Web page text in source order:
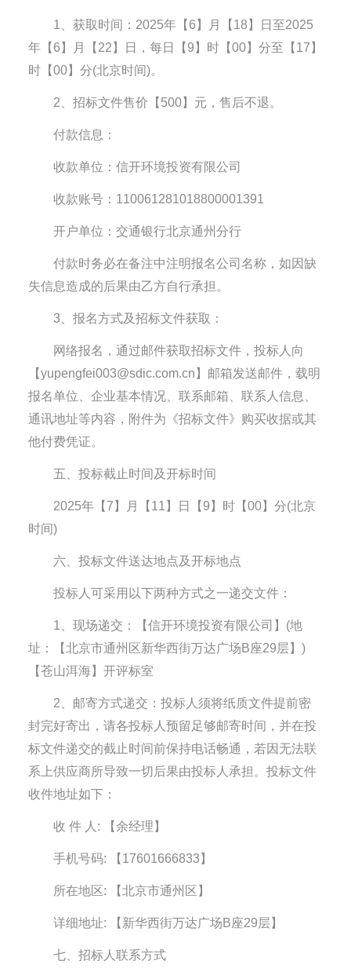
1、获取时间：2025年【6】月【18】日至2025
年【6】月【22】日，每日【9】时【00】分至【17】
时【00】分(北京时间)。
2、招标文件售价【500】元，售后不退。
付款信息：
收款单位：信开环境投资有限公司
收款账号：110061281018800001391
开户单位：交通银行北京通州分行
付款时务必在备注中注明报名公司名称，如因缺
失信息造成的后果由乙方自行承担。
3、报名方式及招标文件获取：
网络报名，通过邮件获取招标文件，投标人向
【yupengfei003@sdic.com.cn】邮箱发送邮件，载明
报名单位、企业基本情况、联系邮箱、联系人信息、
通讯地址等内容，附件为《招标文件》购买收据或其
他付费凭证。
五、投标截止时间及开标时间
2025年【7】月【11】日【9】时【00】分(北京
时间)
六、投标文件送达地点及开标地点
投标人可采用以下两种方式之一递交文件：
1、现场递交：【信开环境投资有限公司】(地
址：【北京市通州区新华西街万达广场B座29层】)
【苍山洱海】开评标室
2、邮寄方式递交：投标人须将纸质文件提前密
封完好寄出，请各投标人预留足够邮寄时间，并在投
标文件递交的截止时间前保持电话畅通，若因无法联
系上供应商所导致一切后果由投标人承担。投标文件
收件地址如下：
收 件 人: 【余经理】
手机号码: 【17601666833】
所在地区: 【北京市通州区】
详细地址: 【新华西街万达广场B座29层】
七、招标人联系方式